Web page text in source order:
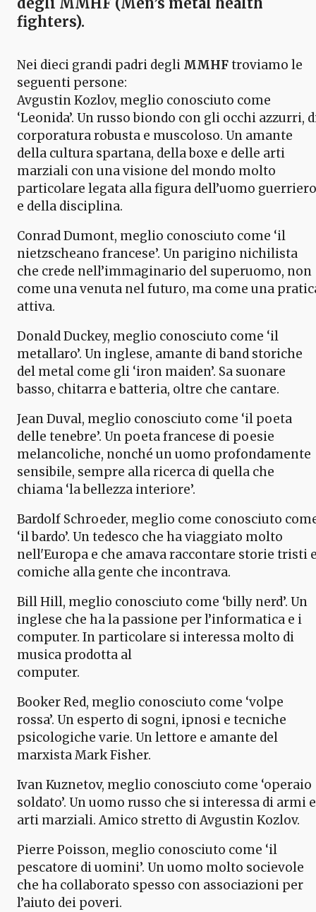
fighters).
Nei dieci grandi padri degli MMHFtroviamo le
seguenti persone:
Avgustin Kozlov, meglio conosciuto come
‘Leonida’. Un russo biondo con gli occhi azzurri,
corporatura robusta e muscoloso. Un amante
della cultura spartana, della boxe e delle arti
marziali con una visione del mondo molto
particolare legata alla figura dell’uomo guerriero
e della disciplina.
Conrad Dumont, meglio conosciuto come ‘il
nietzscheano francese’. Un parigino nichilista
che crede nell’immaginario del superuomo, non
come una venuta nel futuro, ma come una
attiva.
Donald Duckey, meglio conosciuto come ‘il
metallaro’. Un inglese, amante di band storiche
del metal come gli ‘iron maiden’. Sa suonare
basso, chitarra e batteria, oltre che cantare.
Jean Duval, meglio conosciuto come ‘il poeta
delle tenebre’. Un poeta francese di poesie
melancoliche, nonché un uomo profondamente
sensibile, sempre alla ricerca di quella che
chiama ‘la bellezza interiore’.
Bardolf Schroeder, meglio come conosciuto
‘il bardo’. Un tedesco che ha viaggiato molto
nell'Europa e che amava raccontare storie tristi
comiche alla gente che incontrava.
Bill Hill, meglio conosciuto come ‘billy nerd’. Un
inglese che ha la passione per l’informatica e i
computer. In particolare si interessa molto di
musica prodotta al
computer.
Booker Red, meglio conosciuto come ‘volpe
rossa’. Un esperto di sogni, ipnosi e tecniche
psicologiche varie. Un lettore e amante del
marxista Mark Fisher.
Ivan Kuznetov, meglio conosciuto come ‘operaio
soldato’. Un uomo russo che si interessa di armi e
arti marziali. Amico stretto di Avgustin Kozlov.
Pierre Poisson, meglio conosciuto come ‘il
pescatore di uomini’. Un uomo molto socievole
che ha collaborato spesso con associazioni per
l’aiuto dei poveri.